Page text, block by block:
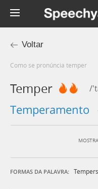
Voltar
Como se pronúncia temper
Temper /
temperamento
FORMAS DA PALAVRA: Tempers